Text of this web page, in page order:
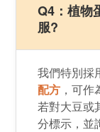
Q4：植物​
服?
我​們特別​採
配方 ，​可
若對​大豆​或​
分​標示，並​